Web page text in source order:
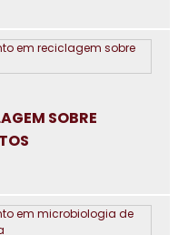
laboratórios
SOBRE